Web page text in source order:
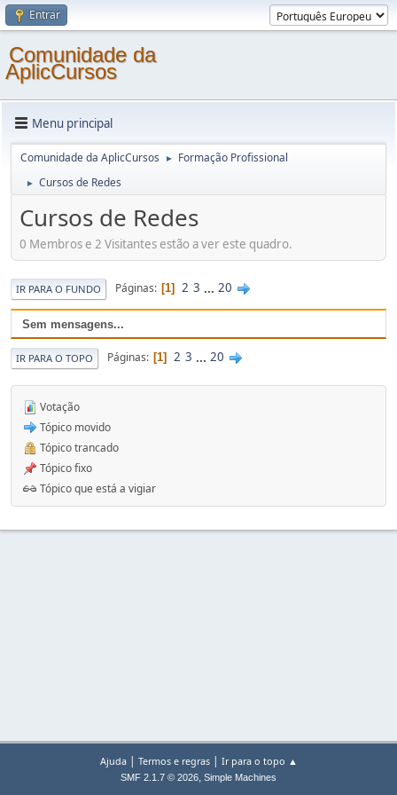
Entrar
Comunidade da
AplicCursos
Menu principal
Comunidade da AplicCursos ► Formação Profissional
► Cursos de Redes
Cursos de Redes
0 Membros e 2 Visitantes estão a ver este quadro.
IR PARA O FUNDO Páginas 1 2 3 ... 20
Sem mensagens...
IR PARA O TOPO Páginas 1 2 3 ... 20
Votação
Tópico movido
Tópico trancado
Tópico fixo
Tópico que está a vigiar
Ajuda| Termos e regras| Ir para o topo ▲
SMF 2.1.7 © 2026, Simple Machines